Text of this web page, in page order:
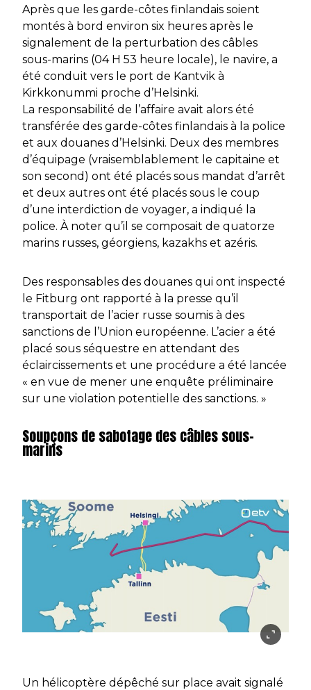
Après que les garde-côtes finlandais soient
montés à bord environ six heures après le
signalement de la perturbation des câbles
sous-marins (04 H 53 heure locale), le navire, a
été conduit vers le port de Kantvik à
Kirkkonummi proche d’Helsinki.
La responsabilité de l’affaire avait alors été
transférée des garde-côtes finlandais à la police
et aux douanes d’Helsinki. Deux des membres
d’équipage (vraisemblablement le capitaine et
son second) ont été placés sous mandat d’arrêt
et deux autres ont été placés sous le coup
d’une interdiction de voyager, a indiqué la
police. À noter qu’il se composait de quatorze
marins russes, géorgiens, kazakhs et azéris.
Des responsables des douanes qui ont inspecté
le Fitburg ont rapporté à la presse qu’il
transportait de l’acier russe soumis à des
sanctions de l’Union européenne. L’acier a été
placé sous séquestre en attendant des
éclaircissements et une procédure a été lancée
« en vue de mener une enquête préliminaire
sur une violation potentielle des sanctions. »
Soupçons de sabotage des câbles sous-
marins
Un hélicoptère dépêché sur place avait signalé